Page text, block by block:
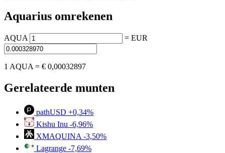
Aquarius omrekenen
AQUA = EUR
1 AQUA = € 0,00032897
Gerelateerde munten
pathUSD +0,34%
Kishu Inu -6,96%
XMAQUINA -3,50%
Lagrange -7,69%